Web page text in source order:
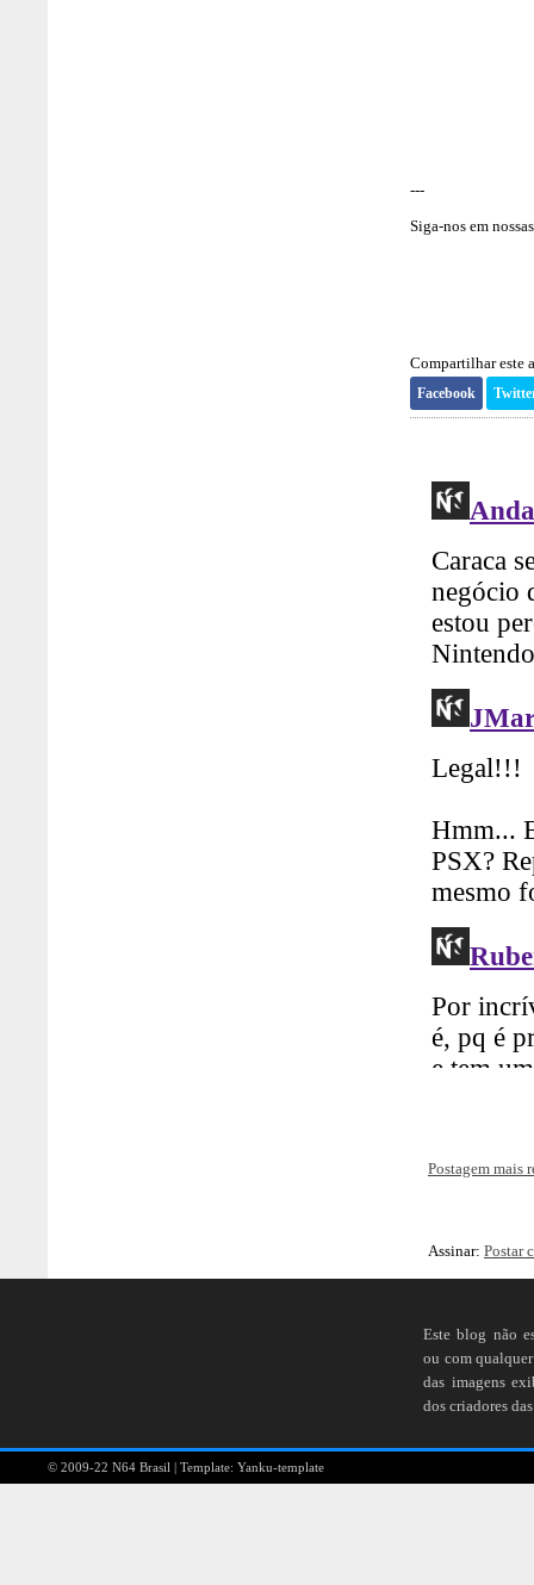
---
Siga-nos em
Compartilhar este
Facebook
Postagem mais
Assinar: Postar
Este blog não
ou com
das imagens
dos criadores
© 2009-22 N64 Brasil | Template: Yanku-template